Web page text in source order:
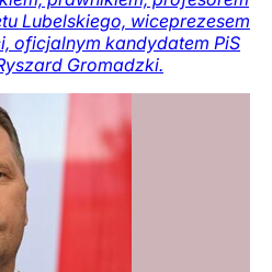
Lubelskiego, wiceprezesem
oficjalnym kandydatem PiS
Gromadzki.